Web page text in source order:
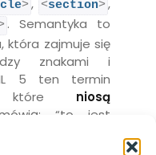
> , <section> ,
. Semantyka to
która zajmuje się
znakami i
5 ten termin
które niosą
“to jest
“to